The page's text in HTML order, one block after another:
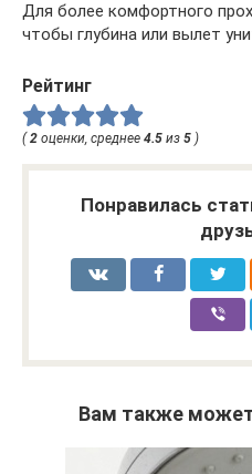
Для более комфортного
чтобы глубина или вылет
Рейтинг
( 2 оценки, среднее 4.5 из 5 )
Понравилась
Вам также